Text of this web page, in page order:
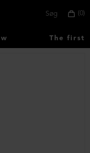
0
Søg
The first